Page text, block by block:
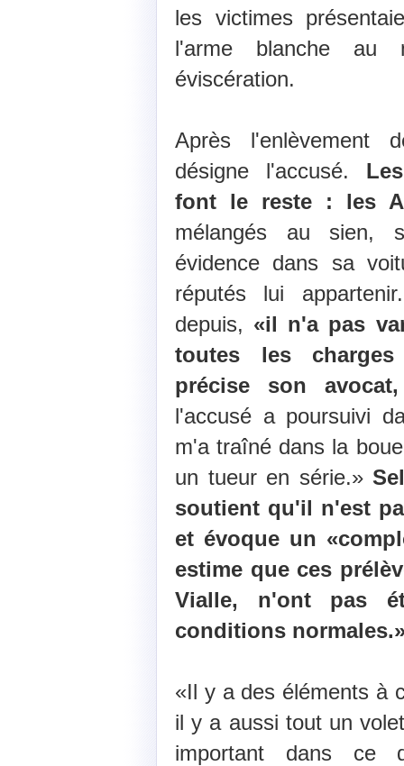
les victimes
l'arme blanche au
éviscération.
Après l'enlèvement
désigne l'accusé.
font le reste : les
mélangés au sien,
évidence dans sa
réputés lui
depuis, «il n'a pas
toutes les
précise son
l'accusé a poursuivi
m'a traîné dans la
un tueur en série.»
soutient qu'il n'est
et évoque un
estime que ces
Vialle, n'ont pas
conditions
«Il y a des éléments à
il y a aussi tout un
important dans ce